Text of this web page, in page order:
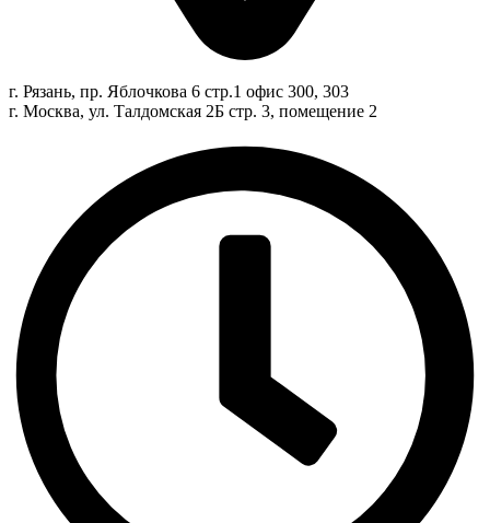
г. Рязань, пр. Яблочкова 6 стр.1 офис 300, 303
г. Москва, ул. Талдомская 2Б стр. 3, помещение 2